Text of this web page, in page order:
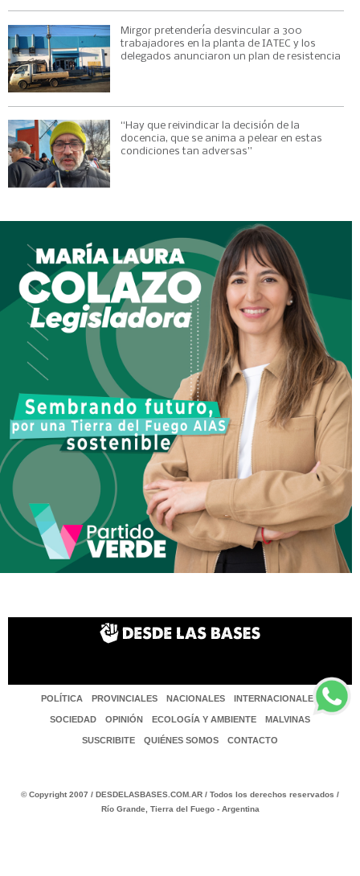
Mirgor pretendería desvincular a 300
trabajadores en la planta de IATEC y los
delegados anunciaron un plan de resistencia
“Hay que reivindicar la decisión de la
docencia, que se anima a pelear en estas
condiciones tan adversas”
POLÍTICA PROVINCIALES NACIONALES INTERNACIONALES
SOCIEDAD OPINIÓN ECOLOGÍA Y AMBIENTE MALVINAS
SUSCRIBITE QUIÉNES SOMOS CONTACTO
© Copyright 2007 / DESDELASBASES.COM.AR / Todos los derechos reservados /
Río Grande, Tierra del Fuego - Argentina